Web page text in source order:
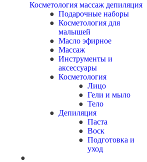
Косметология массаж депиляция
Подарочные наборы
Косметология для
малышей
Масло эфирное
Массаж
Инструменты и
аксессуары
Косметология
Лицо
Гели и мыло
Тело
Депиляция
Паста
Воск
Подготовка и
уход